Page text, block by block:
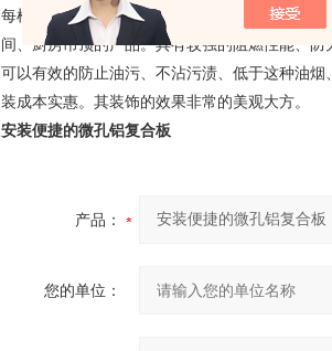
每样产品都有它自己*的特点，就算是默默无闻
间、厨房吊顶的产品。具有较强的阻燃性能、
可以有效的防止油污、不沾污渍、低于这种油
装成本实惠。其装饰的效果非常的美观大方。
安装便捷的微孔铝复合板
产品：
您的单位：